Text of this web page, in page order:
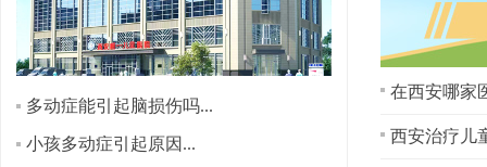
多动症能引起脑损伤吗...
小孩多动症引起原因...
在西安哪家
西安治疗儿